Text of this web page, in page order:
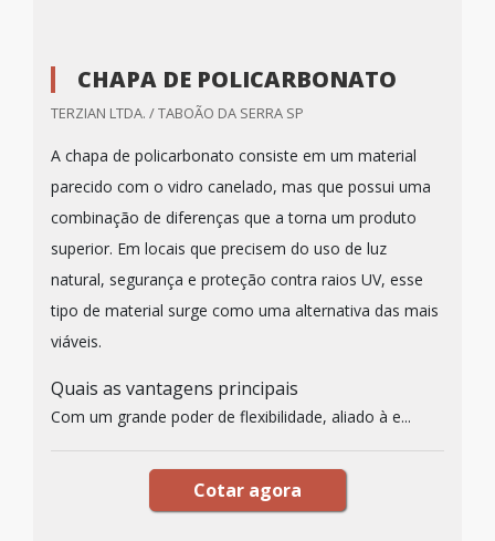
CHAPA DE POLICARBONATO
TERZIAN LTDA. / TABOÃO DA SERRA SP
A chapa de policarbonato consiste em um material
parecido com o vidro canelado, mas que possui uma
combinação de diferenças que a torna um produto
superior. Em locais que precisem do uso de luz
natural, segurança e proteção contra raios UV, esse
tipo de material surge como uma alternativa das mais
viáveis.
Quais as vantagens principais
Com um grande poder de flexibilidade, aliado à e...
Cotar agora